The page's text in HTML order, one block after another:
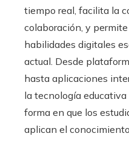
tiempo real, facilita la
colaboración, y
habilidades digitales
actual. Desde
hasta aplicaciones
la tecnología
forma en que los
aplican el conocimiento.